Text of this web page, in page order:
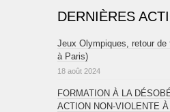
DERNIÈRES
Jeux Olympiques, retour
à Paris)
18 août 2024
FORMATION À LA
ACTION NON-VIOLENTE